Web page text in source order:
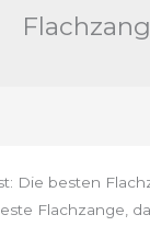
Die besten
Flachzange,